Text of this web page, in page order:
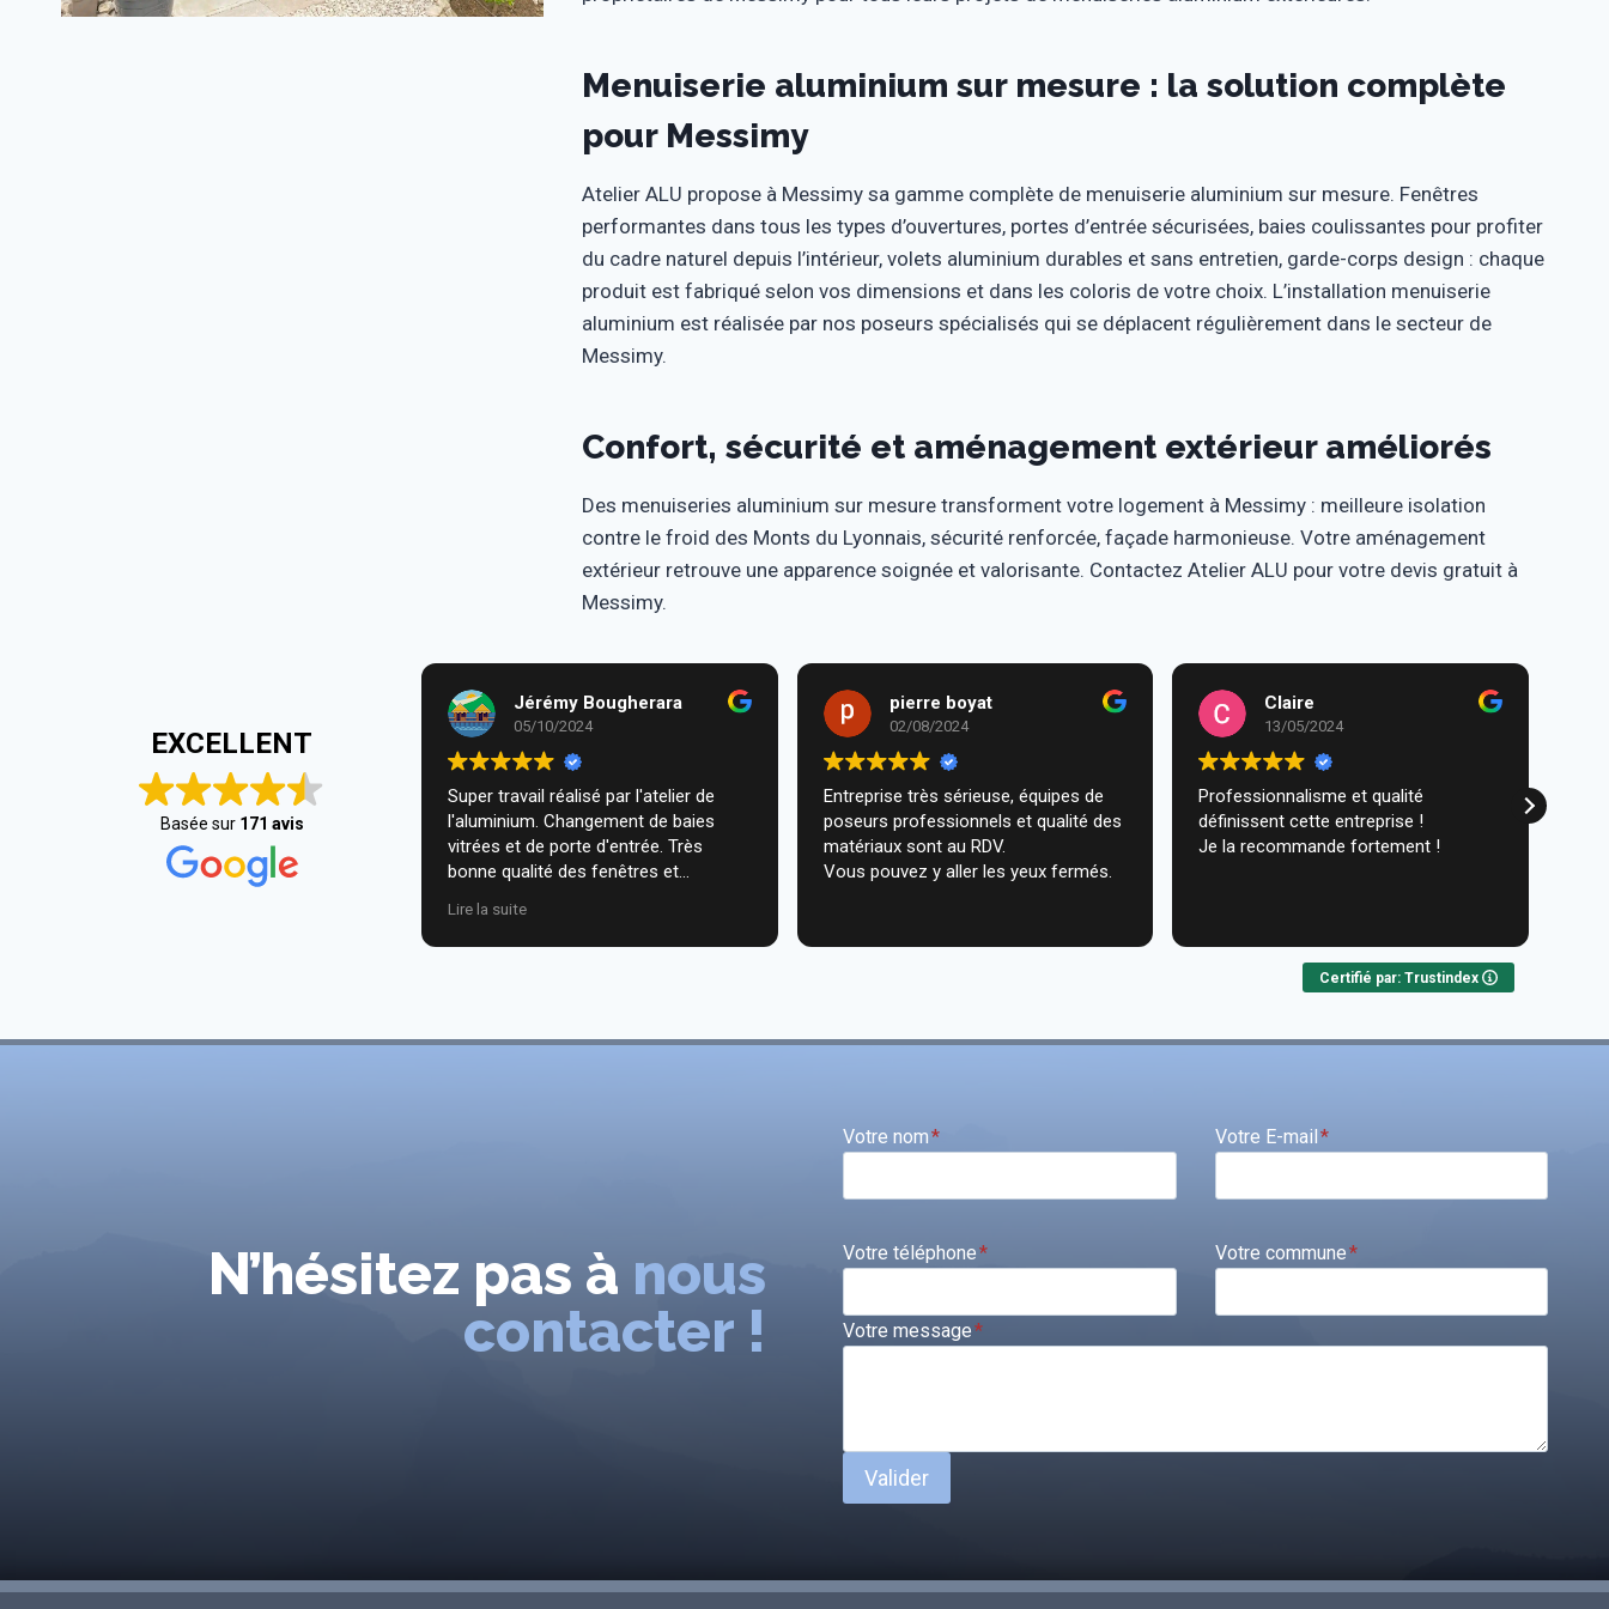
Menuiserie aluminium sur mesure : la solution complète
pour Messimy
Atelier ALU propose à Messimy sa gamme complète de menuiserie aluminium sur mesure. Fenêtres
performantes dans tous les types d’ouvertures, portes d’entrée sécurisées, baies coulissantes pour profiter
du cadre naturel depuis l’intérieur, volets aluminium durables et sans entretien, garde-corps design : chaque
produit est fabriqué selon vos dimensions et dans les coloris de votre choix. L’installation menuiserie
aluminium est réalisée par nos poseurs spécialisés qui se déplacent régulièrement dans le secteur de
Messimy.
Confort, sécurité et aménagement extérieur améliorés
Des menuiseries aluminium sur mesure transforment votre logement à Messimy : meilleure isolation
contre le froid des Monts du Lyonnais, sécurité renforcée, façade harmonieuse. Votre aménagement
extérieur retrouve une apparence soignée et valorisante. Contactez Atelier ALU pour votre devis gratuit à
Messimy.
EXCELLENT
Basée sur 171 avis
Jérémy Bougherara
05/10/2024
Super travail réalisé par l'atelier de
l'aluminium. Changement de baies
vitrées et de porte d'entrée. Très
bonne qualité des fenêtres et
nous. Je recommande vivement.
Lire la suite
pierre boyat
02/08/2024
Entreprise très sérieuse, équipes de
poseurs professionnels et qualité des
matériaux sont au RDV.
Vous pouvez y aller les yeux fermés.
Claire
13/05/2024
Professionnalisme et qualité
définissent cette entreprise !
Je la recommande fortement !
Certifié par: Trustindex
N’hésitez pas à nous
contacter !
Votre nom* Votre E-mail*
Votre téléphone* Votre commune*
Votre message*
Valider